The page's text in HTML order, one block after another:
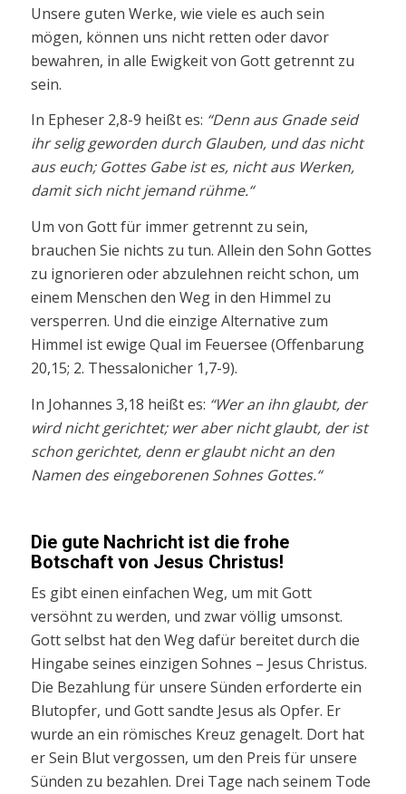
Unsere guten Werke, wie viele es auch sein
mögen, können uns nicht retten oder davor
bewahren, in alle Ewigkeit von Gott getrennt zu
sein.
In Epheser 2,8-9 heißt es: “Denn aus Gnade seid
ihr selig geworden durch Glauben, und das nicht
aus euch; Gottes Gabe ist es, nicht aus Werken,
damit sich nicht jemand rühme.“
Um von Gott für immer getrennt zu sein,
brauchen Sie nichts zu tun. Allein den Sohn Gottes
zu ignorieren oder abzulehnen reicht schon, um
einem Menschen den Weg in den Himmel zu
versperren. Und die einzige Alternative zum
Himmel ist ewige Qual im Feuersee (Offenbarung
20,15; 2. Thessalonicher 1,7-9).
In Johannes 3,18 heißt es: “Wer an ihn glaubt, der
wird nicht gerichtet; wer aber nicht glaubt, der ist
schon gerichtet, denn er glaubt nicht an den
Namen des eingeborenen Sohnes Gottes.“
Die gute Nachricht ist die frohe
Botschaft von Jesus Christus!
Es gibt einen einfachen Weg, um mit Gott
versöhnt zu werden, und zwar völlig umsonst.
Gott selbst hat den Weg dafür bereitet durch die
Hingabe seines einzigen Sohnes – Jesus Christus.
Die Bezahlung für unsere Sünden erforderte ein
Blutopfer, und Gott sandte Jesus als Opfer. Er
wurde an ein römisches Kreuz genagelt. Dort hat
er Sein Blut vergossen, um den Preis für unsere
Sünden zu bezahlen. Drei Tage nach seinem Tode